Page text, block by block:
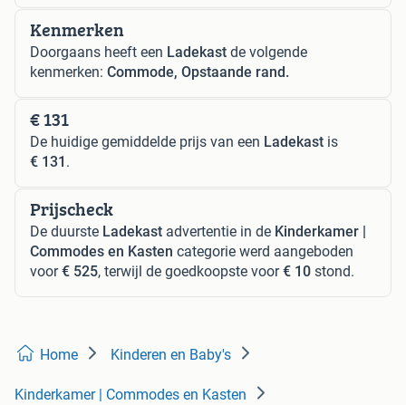
Kenmerken
Doorgaans heeft een Ladekast de volgende
kenmerken: Commode, Opstaande rand.
€ 131
De huidige gemiddelde prijs van een Ladekast is
€ 131 .
Prijscheck
De duurste Ladekast advertentie in de Kinderkamer |
Commodes en Kasten categorie werd aangeboden
voor€ 525, terwijl de goedkoopste voor€ 10 stond.
Home Kinderen en Baby's
Kinderkamer | Commodes en Kasten